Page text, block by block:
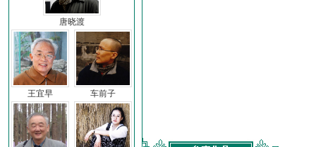
唐晓渡
王宜早 车前子